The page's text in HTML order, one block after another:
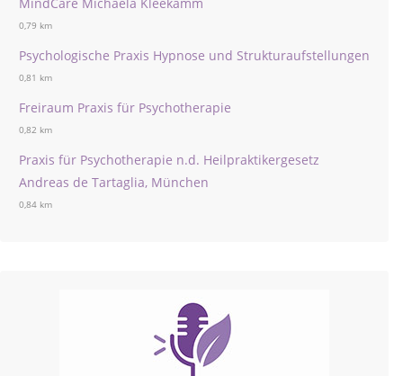
MindCare Michaela Kleekamm
0,79 km
Psychologische Praxis Hypnose und Strukturaufstellungen
0,81 km
Freiraum Praxis für Psychotherapie
0,82 km
Praxis für Psychotherapie n.d. Heilpraktikergesetz
Andreas de Tartaglia, München
0,84 km